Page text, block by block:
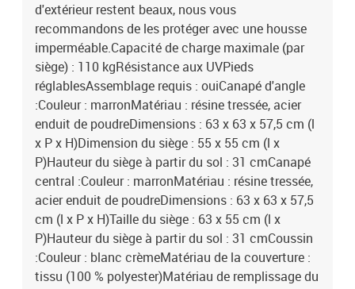
d'extérieur restent beaux, nous vous
recommandons de les protéger avec une housse
imperméable.Capacité de charge maximale (par
siège) : 110 kgRésistance aux UVPieds
réglablesAssemblage requis : ouiCanapé d'angle
:Couleur : marronMatériau : résine tressée, acier
enduit de poudreDimensions : 63 x 63 x 57,5 cm (l
x P x H)Dimension du siège : 55 x 55 cm (l x
P)Hauteur du siège à partir du sol : 31 cmCanapé
central :Couleur : marronMatériau : résine tressée,
acier enduit de poudreDimensions : 63 x 63 x 57,5
cm (l x P x H)Taille du siège : 63 x 55 cm (l x
P)Hauteur du siège à partir du sol : 31 cmCoussin
:Couleur : blanc crèmeMatériau de la couverture :
tissu (100 % polyester)Matériau de remplissage du